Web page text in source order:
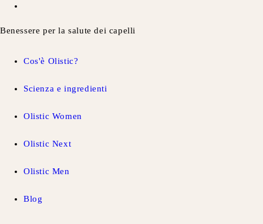
Benessere per la salute dei capelli
Cos'è Olistic?
Scienza e ingredienti
Olistic Women
Olistic Next
Olistic Men
Blog